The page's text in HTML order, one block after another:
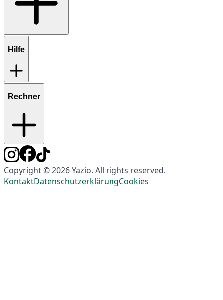
Hilfe
Rechner
Copyright © 2026 Yazio. All rights reserved.
KontaktDatenschutzerklärungCookies